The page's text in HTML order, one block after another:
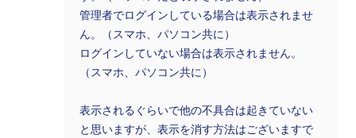
管理者でログインしている場合は表示されませ
ん。（スマホ、パソコン共に）
ログインしていない場合は表示されません。
（スマホ、パソコン共に）
表示されるぐらいで他の不具合は起きていない
と思いますが、表示を消す方法はございますで